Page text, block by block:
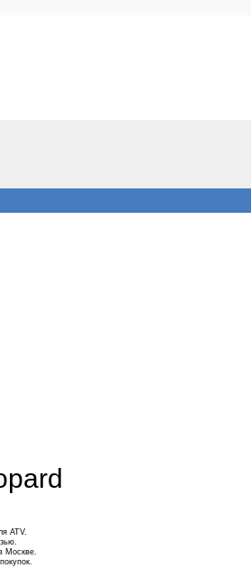
ATV.
Москве.